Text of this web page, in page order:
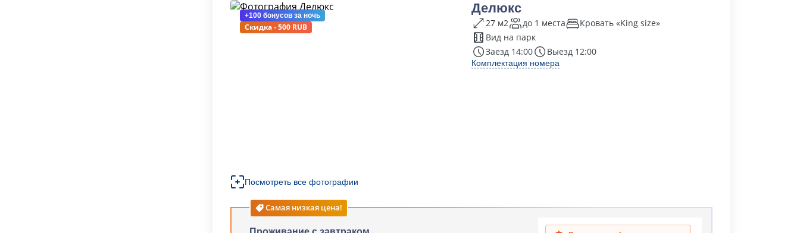
+100 бонусов за ночь
Скидка - 500 RUB
Посмотреть все фотографии
Делюкс
27 м2 до 1 места
Кровать «King size»
Вид на парк
Заезд 14:00
Выезд 12:00
Комплектация номера
Самая низкая цена!